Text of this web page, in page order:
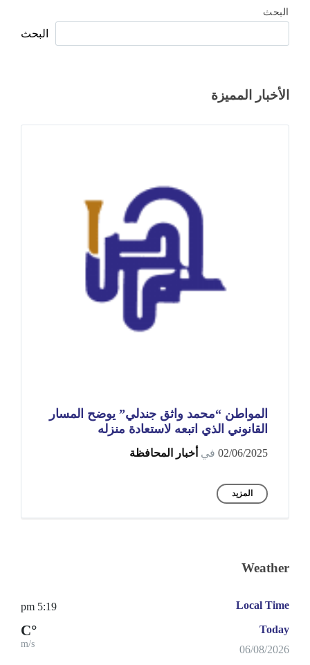
البحث
البحث
الأخبار المميزة
المواطن “محمد واثق جندلي” يوضح المسار
القانوني الذي اتبعه لاستعادة منزله
02/06/2025 في أخبار المحافظة
المزيد
Weather
Local Time
5:19 pm
Today
06/08/2026
°C
m/s